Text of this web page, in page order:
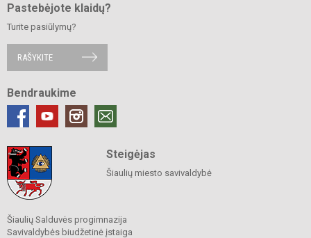
Pastebėjote klaidų?
Turite pasiūlymų?
RAŠYKITE
Bendraukime
Steigėjas
Šiaulių miesto savivaldybė
Šiaulių Salduvės progimnazija
Savivaldybės biudžetinė įstaiga